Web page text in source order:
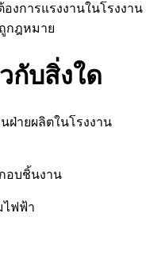
งการแรงงานในโรงงาน
กฎหมาย
กับสิ่งใด
ฝ่ายผลิตในโรงงาน
อบชิ้นงาน
ไฟฟ้า